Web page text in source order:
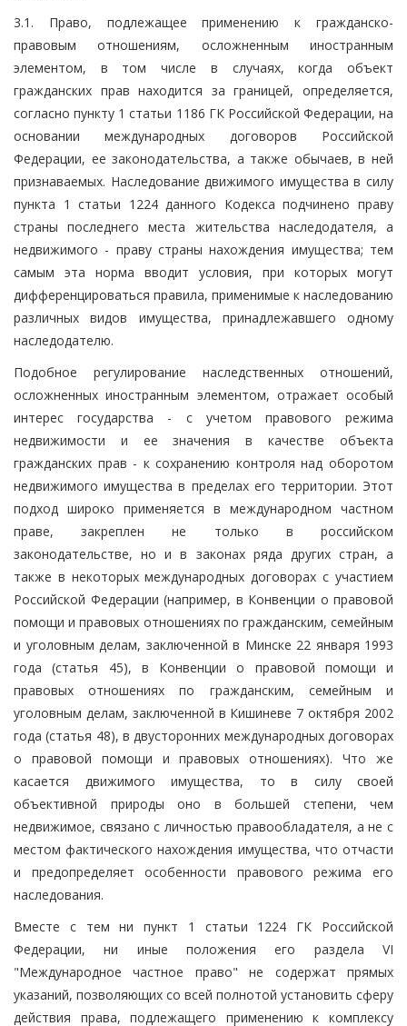
3.1. Право, подлежащее применению к гражданско-
правовым отношениям, осложненным иностранным
элементом, в том числе в случаях, когда объект
гражданских прав находится за границей, определяется,
согласно пункту 1 статьи 1186 ГК Российской Федерации, на
основании международных договоров Российской
Федерации, ее законодательства, а также обычаев, в ней
признаваемых. Наследование движимого имущества в силу
пункта 1 статьи 1224 данного Кодекса подчинено праву
страны последнего места жительства наследодателя, а
недвижимого - праву страны нахождения имущества; тем
самым эта норма вводит условия, при которых могут
дифференцироваться правила, применимые к наследованию
различных видов имущества, принадлежавшего одному
наследодателю.
Подобное регулирование наследственных отношений,
осложненных иностранным элементом, отражает особый
интерес государства - с учетом правового режима
недвижимости и ее значения в качестве объекта
гражданских прав - к сохранению контроля над оборотом
недвижимого имущества в пределах его территории. Этот
подход широко применяется в международном частном
праве, закреплен не только в российском
законодательстве, но и в законах ряда других стран, а
также в некоторых международных договорах с участием
Российской Федерации (например, в Конвенции о правовой
помощи и правовых отношениях по гражданским, семейным
и уголовным делам, заключенной в Минске 22 января 1993
года (статья 45), в Конвенции о правовой помощи и
правовых отношениях по гражданским, семейным и
уголовным делам, заключенной в Кишиневе 7 октября 2002
года (статья 48), в двусторонних международных договорах
о правовой помощи и правовых отношениях). Что же
касается движимого имущества, то в силу своей
объективной природы оно в большей степени, чем
недвижимое, связано с личностью правообладателя, а не с
местом фактического нахождения имущества, что отчасти
и предопределяет особенности правового режима его
наследования.
Вместе с тем ни пункт 1 статьи 1224 ГК Российской
Федерации, ни иные положения его раздела VI
"Международное частное право" не содержат прямых
указаний, позволяющих со всей полнотой установить сферу
действия права, подлежащего применению к комплексу